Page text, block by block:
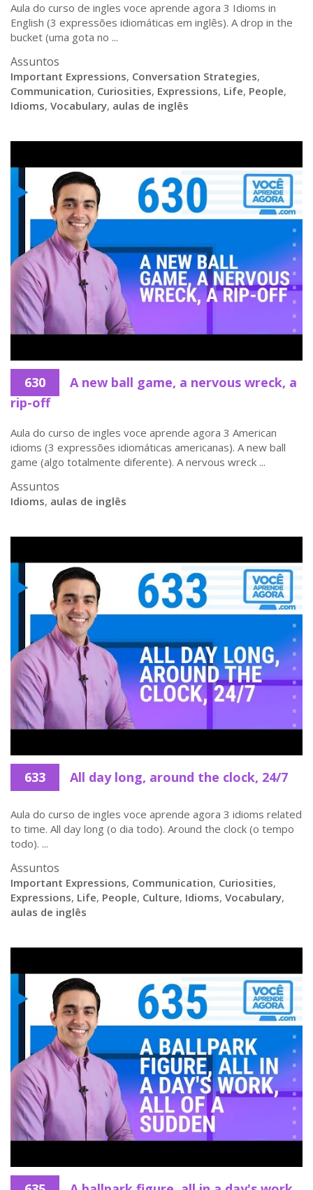
Aula do curso de ingles voce aprende agora 3 Idioms in
English (3 expressões idiomáticas em inglês). A drop in the
bucket (uma gota no ...
Assuntos
Important Expressions, Conversation Strategies,
Communication, Curiosities, Expressions, Life, People,
Idioms, Vocabulary, aulas de inglês
630
A new ball game, a nervous wreck, a
rip-off
Aula do curso de ingles voce aprende agora 3 American
idioms (3 expressões idiomáticas americanas). A new ball
game (algo totalmente diferente). A nervous wreck ...
Assuntos
Idioms, aulas de inglês
633 All day long, around the clock, 24/7
Aula do curso de ingles voce aprende agora 3 idioms related
to time. All day long (o dia todo). Around the clock (o tempo
todo). ...
Assuntos
Important Expressions, Communication, Curiosities,
Expressions, Life, People, Culture, Idioms, Vocabulary,
aulas de inglês